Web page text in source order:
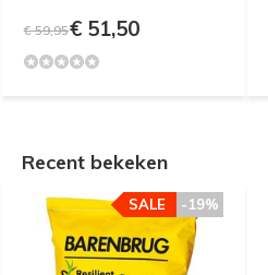
€ 59,95€ 51,50
Recent bekeken
-19%
SALE